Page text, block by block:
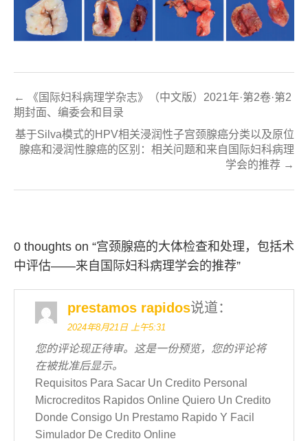
← 《国际妇科病理学杂志》（中文版）2021年·第2卷·第2
期封面、编委会和目录
基于Silva模式的HPV相关浸润性子宫颈腺癌分类以及原位
腺癌和浸润性腺癌的区别：相关问题和来自国际妇科病理
学会的推荐 →
0 thoughts on “宫颈腺癌的大体检查和处理，包括术
中评估——来自国际妇科病理学会的推荐”
prestamos rapidos说道：
2024年8月21日 上午5:31
您的评论现正待审。这是一份预览，您的评论将
在被批准后显示。
Requisitos Para Sacar Un Credito Personal
Microcreditos Rapidos Online Quiero Un Credito
Donde Consigo Un Prestamo Rapido Y Facil
Simulador De Credito Online